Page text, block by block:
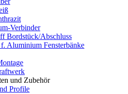
Verbinder
Bordstück/Abschluss
Aluminium Fensterbänke
und Zubehör
Profile